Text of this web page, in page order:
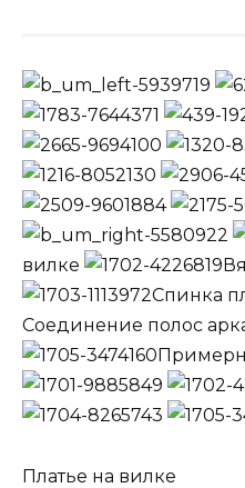
вилке
Спинка
Соединение полос
Платье на вилке